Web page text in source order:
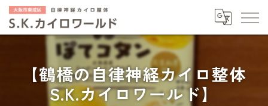
【鶴橋の自律神経カイロ整体
S.K.カイロワールド】